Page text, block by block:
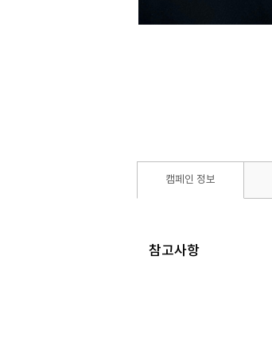
캠페인 정보
참고사항